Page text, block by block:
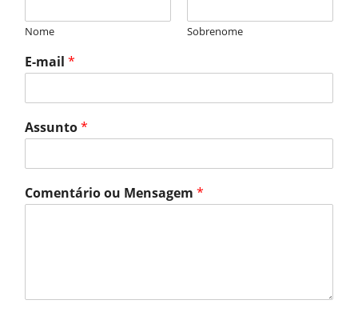
Nome Sobrenome
E-mail *
Assunto*
Comentário ou Mensagem *